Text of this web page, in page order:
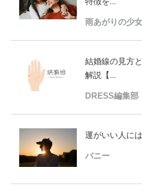
雨あがりの少女
結婚線の見方
解説【...
DRESS編集部
運がいい人に
バニー